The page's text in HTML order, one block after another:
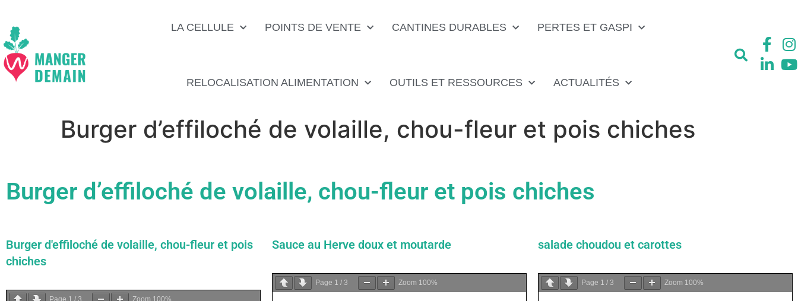
LA CELLULE POINTS DE VENTE CANTINES DURABLES PERTES ET GASPI
RELOCALISATION ALIMENTATION OUTILS ET RESSOURCES ACTUALITÉS
Burger d’effiloché de volaille, chou-fleur et pois chiches
Burger d’effiloché de volaille, chou-fleur et pois chiches
Burger d'effiloché de volaille, chou-fleur et pois
chiches
Sauce au Herve doux et moutarde
Page 1 / 3 Zoom 100%
salade choudou et carottes
Page 1 / 3 Zoom 100%